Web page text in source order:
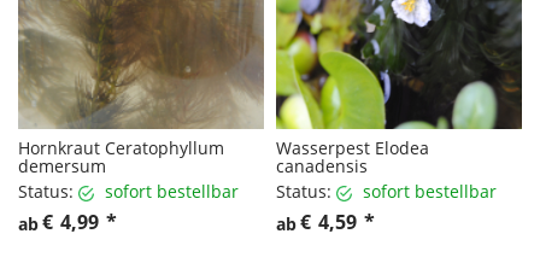
Hornkraut Ceratophyllum
demersum
Status:
sofort bestellbar
ab€ 4,99 *
Wasserpest Elodea
canadensis
Status:
sofort bestellbar
ab€ 4,59 *